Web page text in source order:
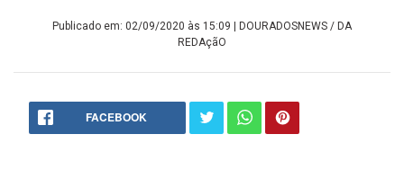
Publicado em: 02/09/2020 às 15:09
| DOURADOSNEWS / DA
REDAçãO
FACEBOOK